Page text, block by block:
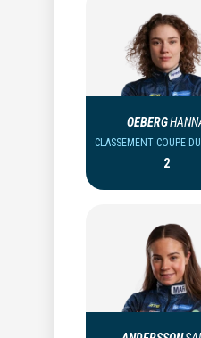
OEBERG
CLASSEMENT COUPE
2